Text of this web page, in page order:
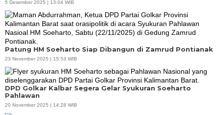
5 Desember 2025 | 13:04 WIB
Patung HM Soeharto Siap Dibangun di Zamrud Pontianak
23 November 2025 | 15:53 WIB
DPD Golkar Kalbar Segera Gelar Syukuran Soeharto
Pahlawan
20 November 2025 | 14:28 WIB